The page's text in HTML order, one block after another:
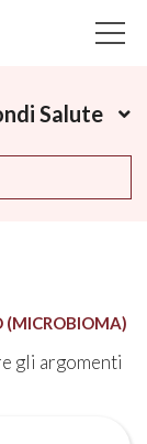
Salute
(MICROBIOMA)
gli argomenti